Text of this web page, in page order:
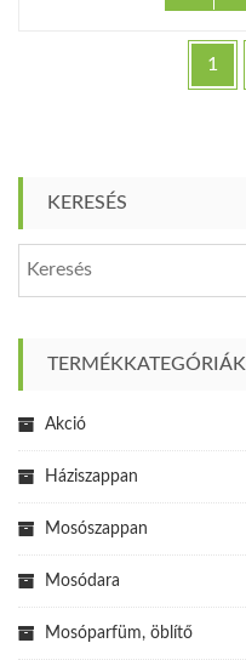
1
KERESÉS
TERMÉKKATEGÓRIÁK
Akció
Háziszappan
Mosószappan
Mosódara
Mosóparfüm, öblítő